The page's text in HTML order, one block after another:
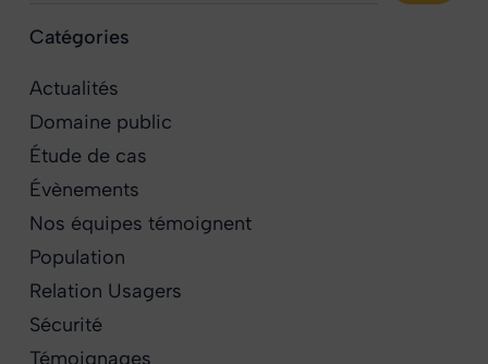
Catégories
Actualités
Domaine public
Étude de cas
Évènements
Nos équipes témoignent
Population
Relation Usagers
Sécurité
Témoignages